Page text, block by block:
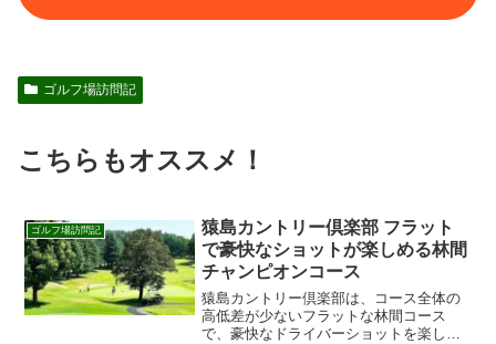
ゴルフ場訪問記
こちらもオススメ！
ゴルフ場訪問記
猿島カントリー倶楽部 フラット
で豪快なショットが楽しめる林間
チャンピオンコース
猿島カントリー倶楽部は、コース全体の
高低差が少ないフラットな林間コース
で、豪快なドライバーショットを楽しめ